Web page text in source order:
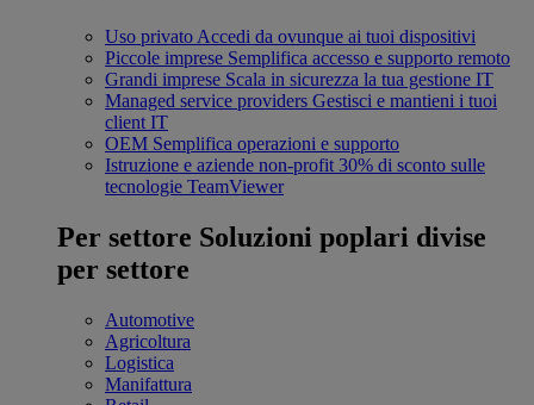
Uso privato Accedi da ovunque ai tuoi dispositivi
Piccole imprese Semplifica accesso e supporto remoto
Grandi imprese Scala in sicurezza la tua gestione IT
Managed service providers Gestisci e mantieni i tuoi
client IT
OEM Semplifica operazioni e supporto
Istruzione e aziende non-profit 30% di sconto sulle
tecnologie TeamViewer
Per settore Soluzioni poplari divise
per settore
Automotive
Agricoltura
Logistica
Manifattura